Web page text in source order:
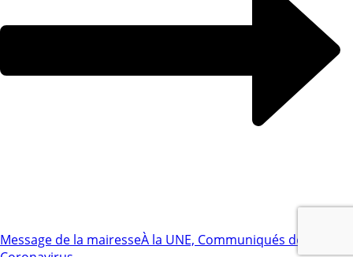
Message de la mairesseÀ la UNE, Communiqués de presse,